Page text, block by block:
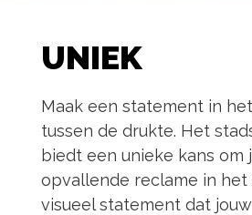
UNIEK
Maak een statement in
tussen de drukte. Het
biedt een unieke kans
opvallende reclame in
visueel statement dat